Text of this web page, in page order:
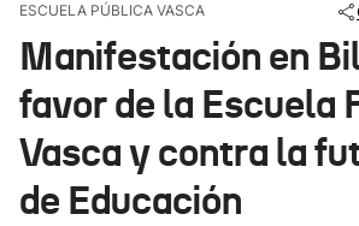
Ikusmiran
Eguraldia
ESCUELA PÚBLICA VASCA
Manifestación en
favor de la Escuela
Vasca y contra la
de Educación